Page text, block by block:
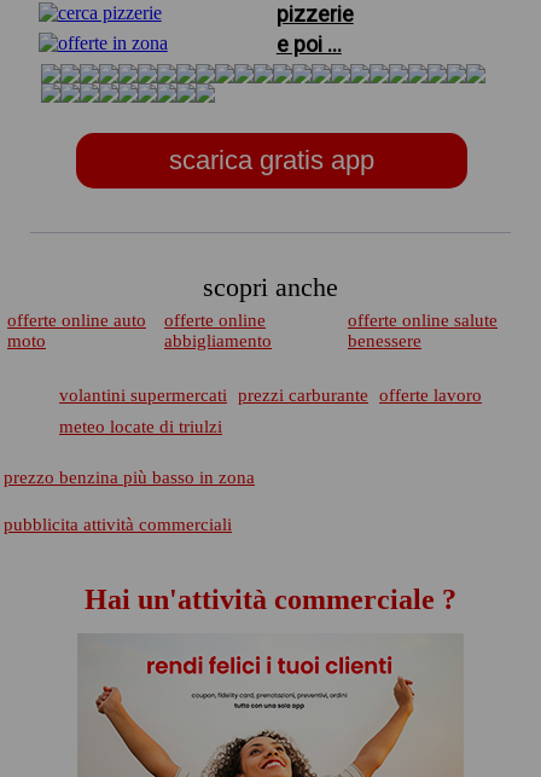
pizzerie
e poi ...
scarica gratis app
scopri anche
offerte online auto
moto
offerte online
abbigliamento
offerte online salute
benessere
volantini supermercati prezzi carburante
offerte lavoro
meteo locate di triulzi
prezzo benzina più basso in zona
pubblicita attività commerciali
Hai un'attività commerciale ?